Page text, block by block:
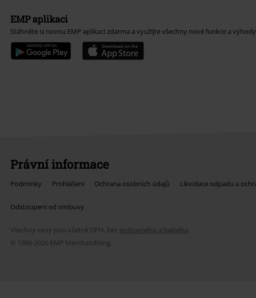
EMP aplikaci
Stáhněte si novou EMP aplikaci zdarma a využijte všechny nové funkce a
Právní informace
Podmínky Prohlášení Ochrana osobních údajů Likvidace odpadu a
Odstoupení od smlouvy
Všechny ceny jsou včetně DPH, bez poštovného a balného
© 1986-2026 EMP Merchandising